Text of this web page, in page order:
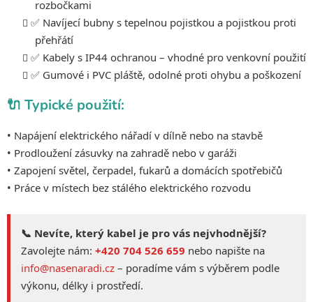
rozbočkami
✅ Navíjecí bubny s tepelnou pojistkou a pojistkou proti
přehřátí
✅ Kabely s IP44 ochranou – vhodné pro venkovní použití
✅ Gumové i PVC pláště, odolné proti ohybu a poškození
🔌 Typické použití:
• Napájení elektrického nářadí v dílně nebo na stavbě
• Prodloužení zásuvky na zahradě nebo v garáži
• Zapojení světel, čerpadel, fukarů a domácích spotřebičů
• Práce v místech bez stálého elektrického rozvodu
📞 Nevíte, který kabel je pro vás nejvhodnější?
Zavolejte nám: +420 704 526 659 nebo napište na
info@nasenaradi.cz – poradíme vám s výběrem podle
výkonu, délky i prostředí.